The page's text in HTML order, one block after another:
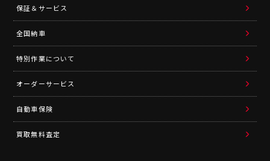
保証＆サービス
全国納車
特別作業について
オーダーサービス
自動車保険
買取無料査定